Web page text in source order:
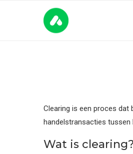
Clearing is een proces
handelstransacties tussen
Wat is clearing?